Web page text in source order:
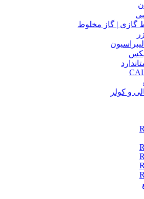
گازی | گاز مخلوط
و کولر